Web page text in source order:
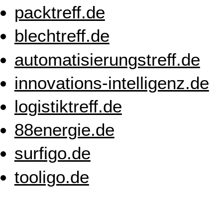
packtreff.de
blechtreff.de
automatisierungstreff.de
innovations-intelligenz.de
logistiktreff.de
88energie.de
surfigo.de
tooligo.de